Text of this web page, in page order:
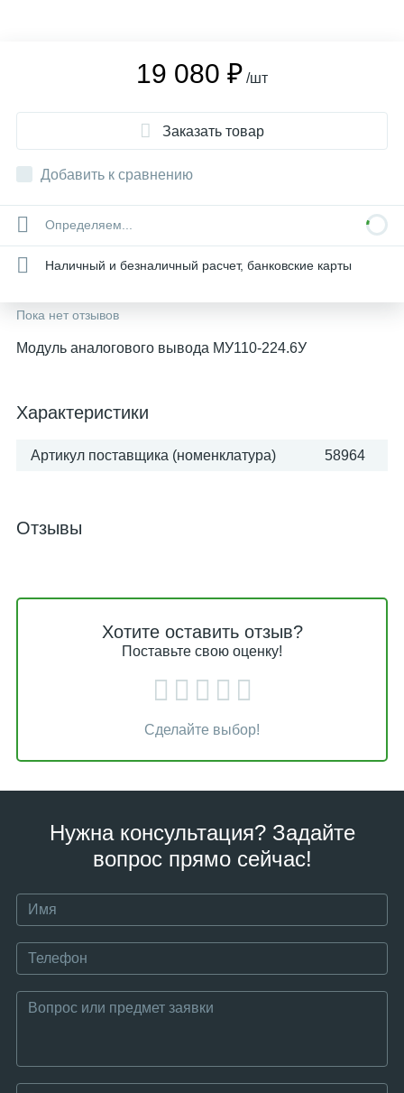
19 080 ₽ /шт
Заказать товар
Добавить к сравнению
Определяем...
Наличный и безналичный расчет, банковские карты
Пока нет отзывов
Модуль аналогового вывода МУ110-224.6У
Характеристики
Артикул поставщика (номенклатура) 58964
Отзывы
Хотите оставить отзыв?
Поставьте свою оценку!
Сделайте выбор!
Нужна консультация? Задайте
вопрос прямо сейчас!